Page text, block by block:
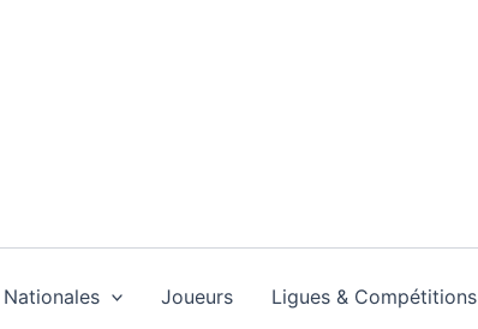
Joueurs Ligues & Compétitions